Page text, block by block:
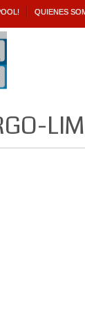
QUIENES